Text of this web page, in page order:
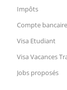
Impôts
Compte bancaire
Visa Etudiant
Visa Vacances
Jobs proposés